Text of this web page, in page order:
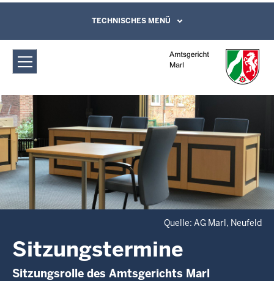
Amtsgericht Marl: Sitzungstermine
Direkt zum Inhalt
Leichte Sprache, Gebärdensprachenvideo
und Kontaktformular
TECHNISCHES MENÜ
Quelle: AG Marl, Neufeld
Sitzungstermine
Sitzungsrolle des Amtsgerichts Marl